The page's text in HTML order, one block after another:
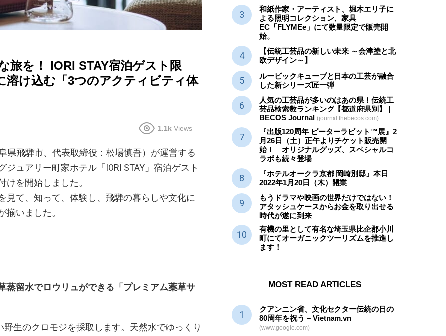
旅を！ IORI STAY宿泊ゲスト限
溶け込む「3つのアクティビティ体
1.1k Views
県飛騨市、代表取締役：松場慎吾）が運営する
ュアリー町家ホテル「IORI STAY」宿泊ゲスト
けを開始しました。
見て、知って、体験し、飛騨の暮らしや文化に
揃いました。
蒸留水でロウリュができる「プレミアム薬草サ
生のクロモジを採取します。天然水でゆっくり
和紙作家・アーティスト、堀木エリ子に
よる照明コレクション、家具
EC「FLYMEe」にて数量限定で販売開
始。
【伝統工芸品の新しい未来 ～会津塗と北
欧デザイン～】
ルービックキューブと日本の工芸が融合
した新シリーズ匠一弾
人気の工芸品が多いのはあの県！伝統工
芸品検索数ランキング【都道府県別】 |
BECOS Journal (journal.thebecos.com)
『出版120周年 ピーターラビット™展』2
月26日（土）正午よりチケット販売開
始！ オリジナルグッズ、スペシャルコ
ラボも続々登場
『ホテルオークラ京都 岡崎別邸』本日
2022年1月20日（木）開業
もうドラマや映画の世界だけではない！
アタッシュケースからお金を取り出せる
時代が遂に到来
有機の里として有名な埼玉県比企郡小川
町にてオーガニックツーリズムを推進し
ます！
MOST READ ARTICLES
クアンニン省、文化セクター伝統の日の
80周年を祝う – Vietnam.vn
(www.google.com)